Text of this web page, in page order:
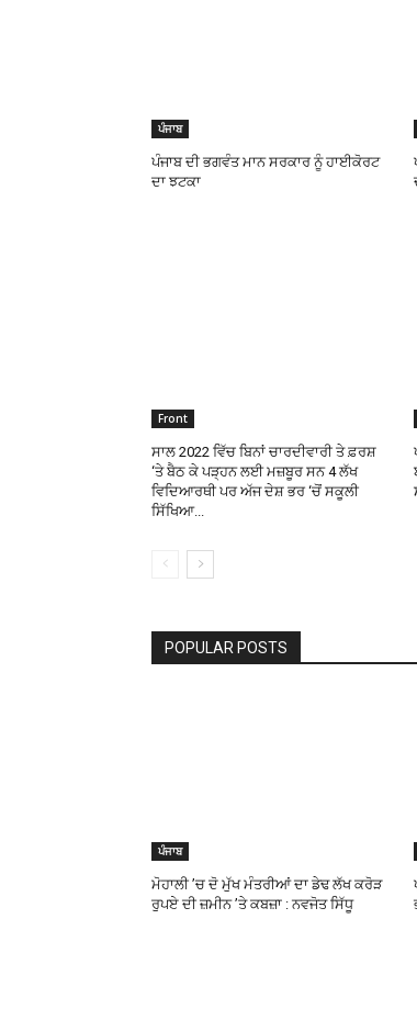
ਪੰਜਾਬ
ਪੰਜਾਬ ਦੀ ਭਗਵੰਤ ਮਾਨ ਸਰਕਾਰ ਨੂੰ ਹਾਈਕੋਰਟ
ਦਾ ਝਟਕਾ
Front
ਸਾਲ 2022 ਵਿੱਚ ਬਿਨਾਂ ਚਾਰਦੀਵਾਰੀ ਤੇ ਫ਼ਰਸ਼
‘ਤੇ ਬੈਠ ਕੇ ਪੜ੍ਹਨ ਲਈ ਮਜ਼ਬੂਰ ਸਨ 4 ਲੱਖ
ਵਿਦਿਆਰਥੀ ਪਰ ਅੱਜ ਦੇਸ਼ ਭਰ ‘ਚੋਂ ਸਕੂਲੀ
ਸਿੱਖਿਆ...
POPULAR POSTS
ਪੰਜਾਬ
ਮੋਹਾਲੀ ’ਚ ਦੋ ਮੁੱਖ ਮੰਤਰੀਆਂ ਦਾ ਡੇਢ ਲੱਖ ਕਰੋੜ
ਰੁਪਏ ਦੀ ਜ਼ਮੀਨ ’ਤੇ ਕਬਜ਼ਾ : ਨਵਜੋਤ ਸਿੱਧੂ